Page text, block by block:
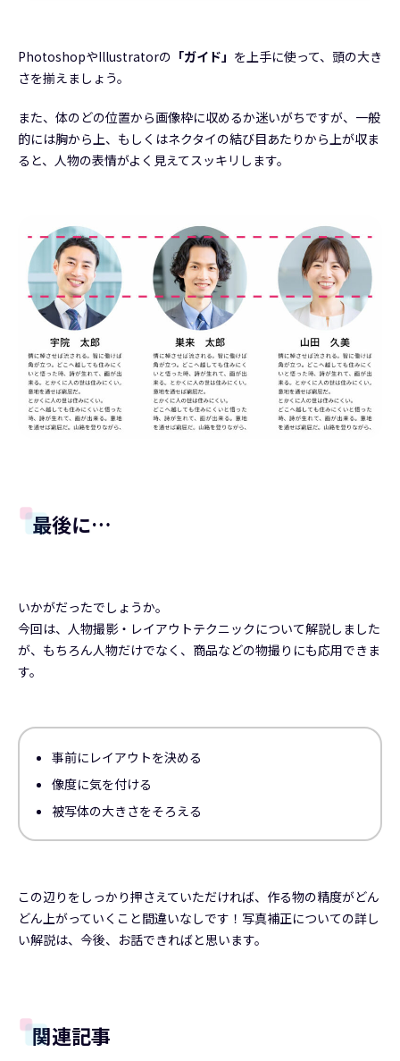
PhotoshopやIllustratorの 「ガイド」 を上手に使って、頭の大き
さを揃えましょう。
また、体のどの位置から画像枠に収めるか迷いがちですが、一般
的には胸から上、もしくはネクタイの結び目あたりから上が収ま
ると、人物の表情がよく見えてスッキリします。
最後に…
いかがだったでしょうか。
今回は、人物撮影・レイアウトテクニックについて解説しました
が、もちろん人物だけでなく、商品などの物撮りにも応用できま
す。
事前にレイアウトを決める
像度に気を付ける
被写体の大きさをそろえる
この辺りをしっかり押さえていただければ、作る物の精度がどん
どん上がっていくこと間違いなしです！写真補正についての詳し
い解説は、今後、お話できればと思います。
関連記事